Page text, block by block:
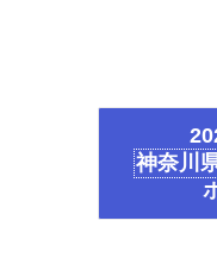
神奈川